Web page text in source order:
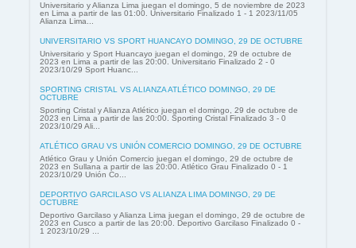
Universitario y Alianza Lima juegan el domingo, 5 de noviembre de 2023
en Lima a partir de las 01:00. Universitario Finalizado 1 - 1 2023/11/05
Alianza Lima...
UNIVERSITARIO VS SPORT HUANCAYO DOMINGO, 29 DE OCTUBRE
Universitario y Sport Huancayo juegan el domingo, 29 de octubre de
2023 en Lima a partir de las 20:00. Universitario Finalizado 2 - 0
2023/10/29 Sport Huanc...
SPORTING CRISTAL VS ALIANZA ATLÉTICO DOMINGO, 29 DE
OCTUBRE
Sporting Cristal y Alianza Atlético juegan el domingo, 29 de octubre de
2023 en Lima a partir de las 20:00. Sporting Cristal Finalizado 3 - 0
2023/10/29 Ali...
ATLÉTICO GRAU VS UNIÓN COMERCIO DOMINGO, 29 DE OCTUBRE
Atlético Grau y Unión Comercio juegan el domingo, 29 de octubre de
2023 en Sullana a partir de las 20:00. Atlético Grau Finalizado 0 - 1
2023/10/29 Unión Co...
DEPORTIVO GARCILASO VS ALIANZA LIMA DOMINGO, 29 DE
OCTUBRE
Deportivo Garcilaso y Alianza Lima juegan el domingo, 29 de octubre de
2023 en Cusco a partir de las 20:00. Deportivo Garcilaso Finalizado 0 -
1 2023/10/29 ...